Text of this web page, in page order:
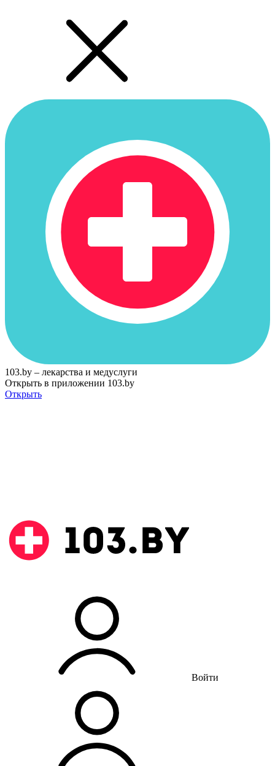
103.by – лекарства и медуслуги
Открыть в приложении 103.by
Открыть
Войти